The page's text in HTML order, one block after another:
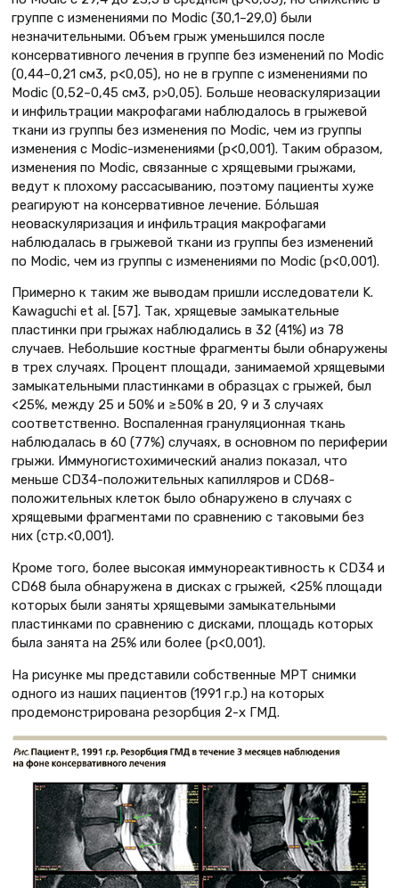
группе с изменениями по Modic (30,1–29,0) были
незначительными. Объем грыж уменьшился после
консервативного лечения в группе без изменений по Modic
(0,44–0,21 см3, р<0,05), но не в группе с изменениями по
Modic (0,52–0,45 см3, р>0,05). Больше неоваскуляризации
и инфильтрации макрофагами наблюдалось в грыжевой
ткани из группы без изменения по Modic, чем из группы
изменения с Modic-изменениями (р<0,001). Таким образом,
изменения по Modic, связанные с хрящевыми грыжами,
ведут к плохому рассасыванию, поэтому пациенты хуже
реагируют на консервативное лечение. Бόльшая
неоваскуляризация и инфильтрация макрофагами
наблюдалась в грыжевой ткани из группы без изменений
по Modic, чем из группы с изменениями по Modic (р<0,001).
Примерно к таким же выводам пришли исследователи K.
Kawaguchi et al. [57]. Так, хрящевые замыкательные
пластинки при грыжах наблюдались в 32 (41%) из 78
случаев. Небольшие костные фрагменты были обнаружены
в трех случаях. Процент площади, занимаемой хрящевыми
замыкательными пластинками в образцах с грыжей, был
<25%, между 25 и 50% и ≥50% в 20, 9 и 3 случаях
соответственно. Воспаленная грануляционная ткань
наблюдалась в 60 (77%) случаях, в основном по периферии
грыжи. Иммуногистохимический анализ показал, что
меньше CD34-положительных капилляров и CD68-
положительных клеток было обнаружено в случаях с
хрящевыми фрагментами по сравнению с таковыми без
них (стр.<0,001).
Кроме того, более высокая иммунореактивность к CD34 и
CD68 была обнаружена в дисках с грыжей, <25% площади
которых были заняты хрящевыми замыкательными
пластинками по сравнению с дисками, площадь которых
была занята на 25% или более (p<0,001).
На рисунке мы представили собственные МРТ снимки
одного из наших пациентов (1991 г.р.) на которых
продемонстрирована резорбция 2-х ГМД.